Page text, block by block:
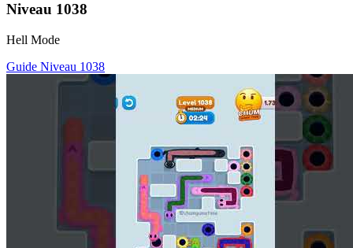
Niveau 1038
Hell Mode
Guide Niveau 1038